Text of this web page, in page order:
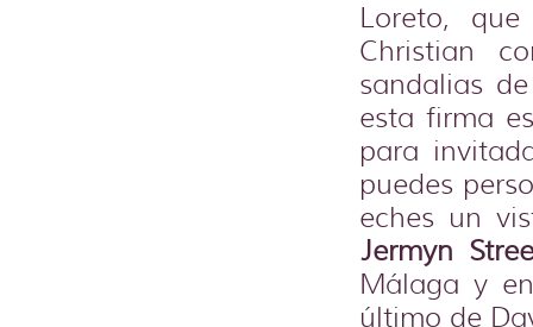
Loreto,
Christian
sandalias
esta firma
para
puedes
eches un
Jermyn
Málaga y
último de